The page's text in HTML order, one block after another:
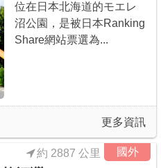
位在日本北海道的モエレ
沼公園，是被日本Ranking
Share網站票選為...
更多資訊
國外
約 2887 公里